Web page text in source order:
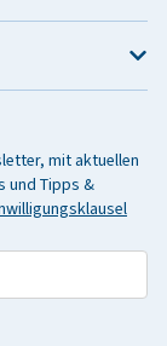
mit aktuellen
und Tipps &